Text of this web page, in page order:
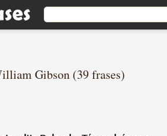
Gibson (39 frases)